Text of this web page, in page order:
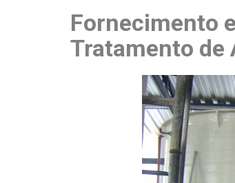
Modelos de Negócio
Soluções Ecoeficientes
Fornecimento
Tratamento de